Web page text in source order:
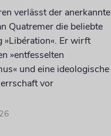
verlässt der anerkannte
Quatremer die beliebte
»Libération«. Er wirft
»entfesselten
und eine ideologische
vor